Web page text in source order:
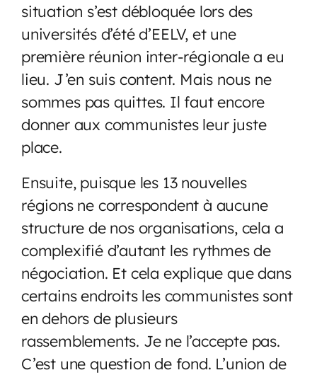
situation s’est débloquée lors des
universités d’été d’EELV, et une
première réunion inter-régionale a eu
lieu. J’en suis content. Mais nous ne
sommes pas quittes. Il faut encore
donner aux communistes leur juste
place.
Ensuite, puisque les 13 nouvelles
régions ne correspondent à aucune
structure de nos organisations, cela a
complexifié d’autant les rythmes de
négociation. Et cela explique que dans
certains endroits les communistes sont
en dehors de plusieurs
rassemblements. Je ne l’accepte pas.
C’est une question de fond. L’union de